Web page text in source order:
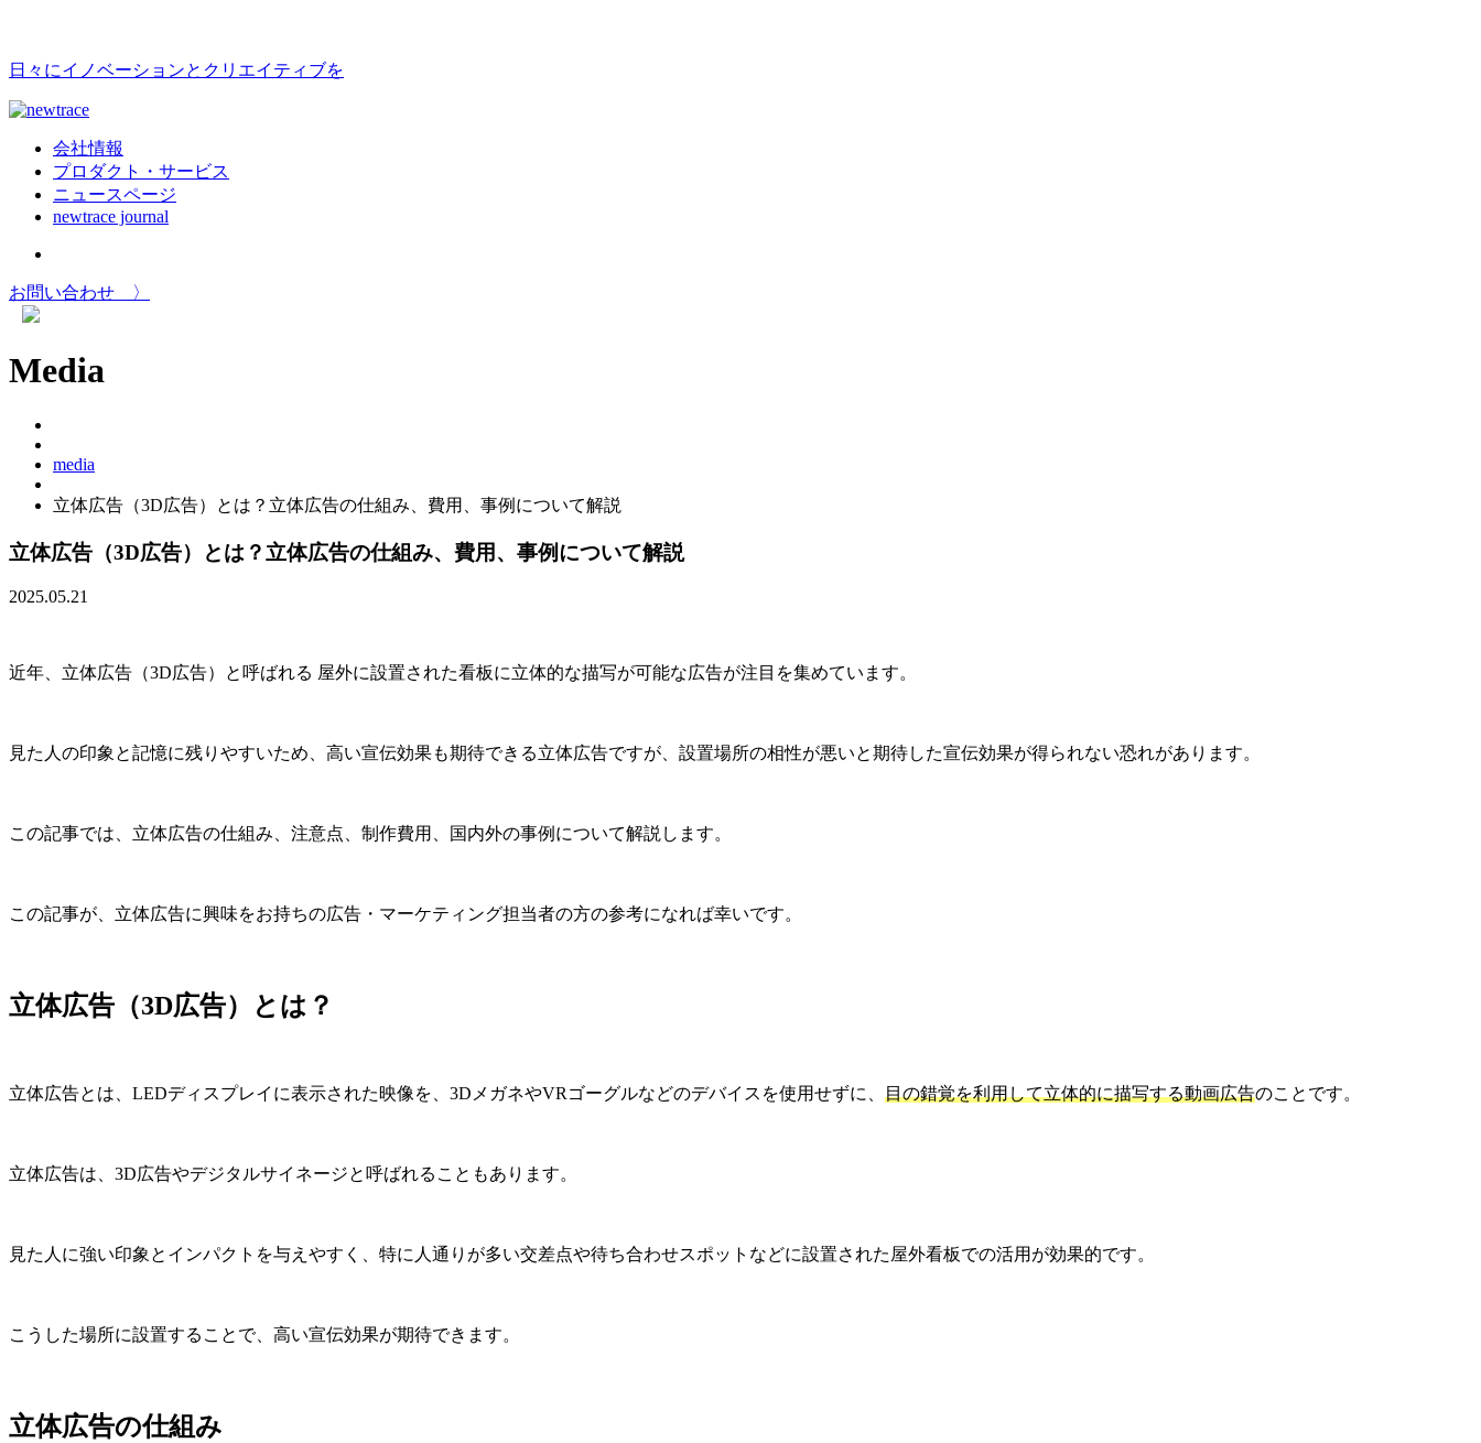
日々にイノベーションとクリエイティブを
会社情報
プロダクト・サービス
ニュースページ
newtrace journal
お問い合わせ 〉
Media
media
立体広告（3D広告）とは？立体広告の仕組み、費用、事例について解説
立体広告（3D広告）とは？立体広告の仕組み、費用、事例について解説
2025.05.21
近年、立体広告（3D広告）と呼ばれる 屋外に設置された看板に立体的な描写が可能な広告が注目を集めています。
見た人の印象と記憶に残りやすいため、高い宣伝効果も期待できる立体広告ですが、設置場所の相性が悪いと期待した宣伝効果が得られない恐れがあります。
この記事では、立体広告の仕組み、注意点、制作費用、国内外の事例について解説します。
この記事が、立体広告に興味をお持ちの広告・マーケティング担当者の方の参考になれば幸いです。
立体広告（3D広告）とは？
立体広告とは、LEDディスプレイに表示された映像を、3DメガネやVRゴーグルなどのデバイスを使用せずに、 目の錯覚を利用して立体的に描写する動画広告のことです。
立体広告は、3D広告やデジタルサイネージと呼ばれることもあります。
見た人に強い印象とインパクトを与えやすく、特に人通りが多い交差点や待ち合わせスポットなどに設置された屋外看板での活用が効果的です。
こうした場所に設置することで、高い宣伝効果が期待できます。
立体広告の仕組み